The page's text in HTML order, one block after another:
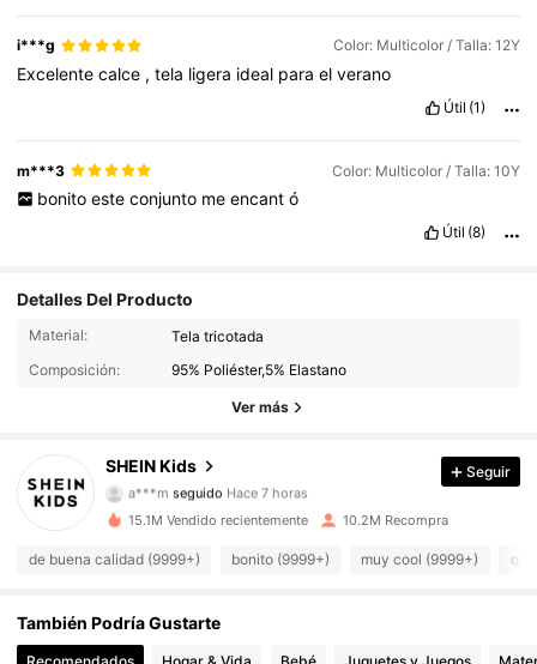
i***g Color: Multicolor / Talla: 12Y
Excelentecalce ,tela ligera ideal paraelverano
Útil (1)
m***3 Color: Multicolor / Talla: 10Y
bonito este conjunto me encant ó
Útil (8)
Detalles Del Producto
Material:
Tela tricotada
Composición:
95% Poliéster,5% Elastano
Ver más
SHEIN Kids
809K Seguidores
4,94
809K Seguidores
4,94 809K Seguidores
4,94
Seguir
15.1M Vendido recientemente 10.2M Recompra
de buena calidad (9999+) bonito (9999+) muy cool (9999+)
También Podría Gustarte